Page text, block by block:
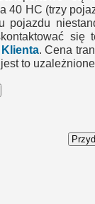
40 HC (trzy
pojazdu
Klienta. Cena
jest to